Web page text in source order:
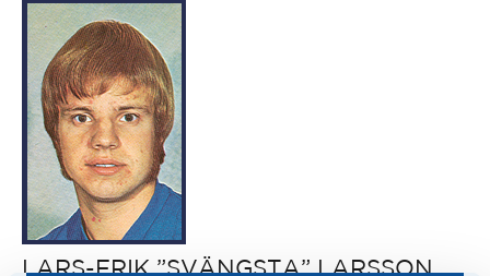
LARS-ERIK ”SVÄNGSTA” LARSSON